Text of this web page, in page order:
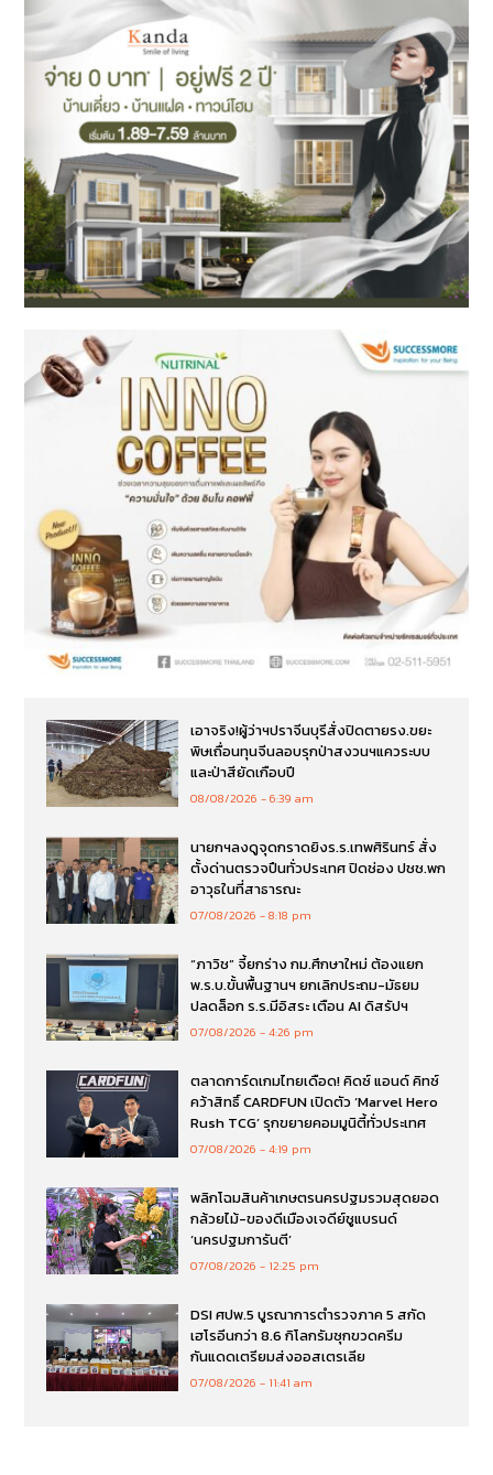
เอาจริง!ผู้ว่าฯปราจีนบุรีสั่งปิดตายรง.ขยะ
พิษเถื่อนทุนจีนลอบรุกป่าสงวนฯแควระบบ
และป่าสียัดเกือบปี
08/08/2026 6:39 am
นายกฯลงดูจุดกราดยิงร.ร.เทพศิรินทร์ สั่ง
ตั้งด่านตรวจปืนทั่วประเทศ ปิดช่อง ปชช.พก
อาวุธในที่สาธารณะ
07/08/2026 8:18 pm
“ภาวิช” จี้ยกร่าง กม.ศึกษาใหม่ ต้องแยก
พ.ร.บ.ขั้นพื้นฐานฯ ยกเลิกประถม-มัธยม
ปลดล็อก ร.ร.มีอิสระ เตือน AI ดิสรัปฯ
07/08/2026 4:26 pm
ตลาดการ์ดเกมไทยเดือด! คิดซ์ แอนด์ คิทซ์
คว้าสิทธิ์ CARDFUN เปิดตัว ‘Marvel Hero
Rush TCG’ รุกขยายคอมมูนิตี้ทั่วประเทศ
07/08/2026 4:19 pm
พลิกโฉมสินค้าเกษตรนครปฐมรวมสุดยอด
กล้วยไม้-ของดีเมืองเจดีย์ชูแบรนด์
‘นครปฐมการันตี’
07/08/2026 12:25 pm
DSI ศปพ.5 บูรณาการตำรวจภาค 5 สกัด
เฮโรอีนกว่า 8.6 กิโลกรัมซุกขวดครีม
กันแดดเตรียมส่งออสเตรเลีย
07/08/2026 11:41 am